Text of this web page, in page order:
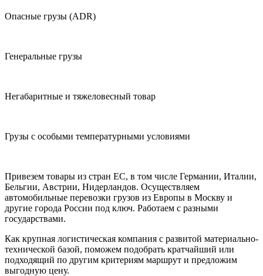
Опасные грузы (ADR)
Генеральные грузы
Негабаритные и тяжеловесный товар
Грузы с особыми температурными условиями
Привезем товары из стран ЕС, в том числе Германии, Италии,
Бельгии, Австрии, Нидерландов. Осуществляем
автомобильные перевозки грузов из Европы в Москву и
другие города России под ключ. Работаем с разными
государствами.
Как крупная логистическая компания с развитой материально-
технической базой, поможем подобрать кратчайший или
подходящий по другим критериям маршрут и предложим
выгодную цену.